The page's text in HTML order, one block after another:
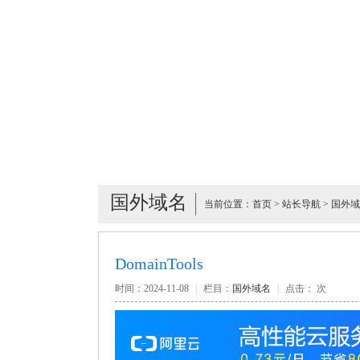
国外域名 当前位置： 首页 > 站长导航 > 国外
DomainTools
时间：2024-11-08 栏目： 国外域名 点击： 次